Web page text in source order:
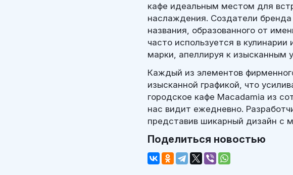
кафе идеальным местом для
наслаждения. Создатели бренда
названия, образованного от
часто используется в
марки, апеллируя к изысканным
Каждый из элементов
изысканной графикой, что
городское кафе Macadamia из
нас видит ежедневно.
представив шикарный дизайн с
Поделиться новостью